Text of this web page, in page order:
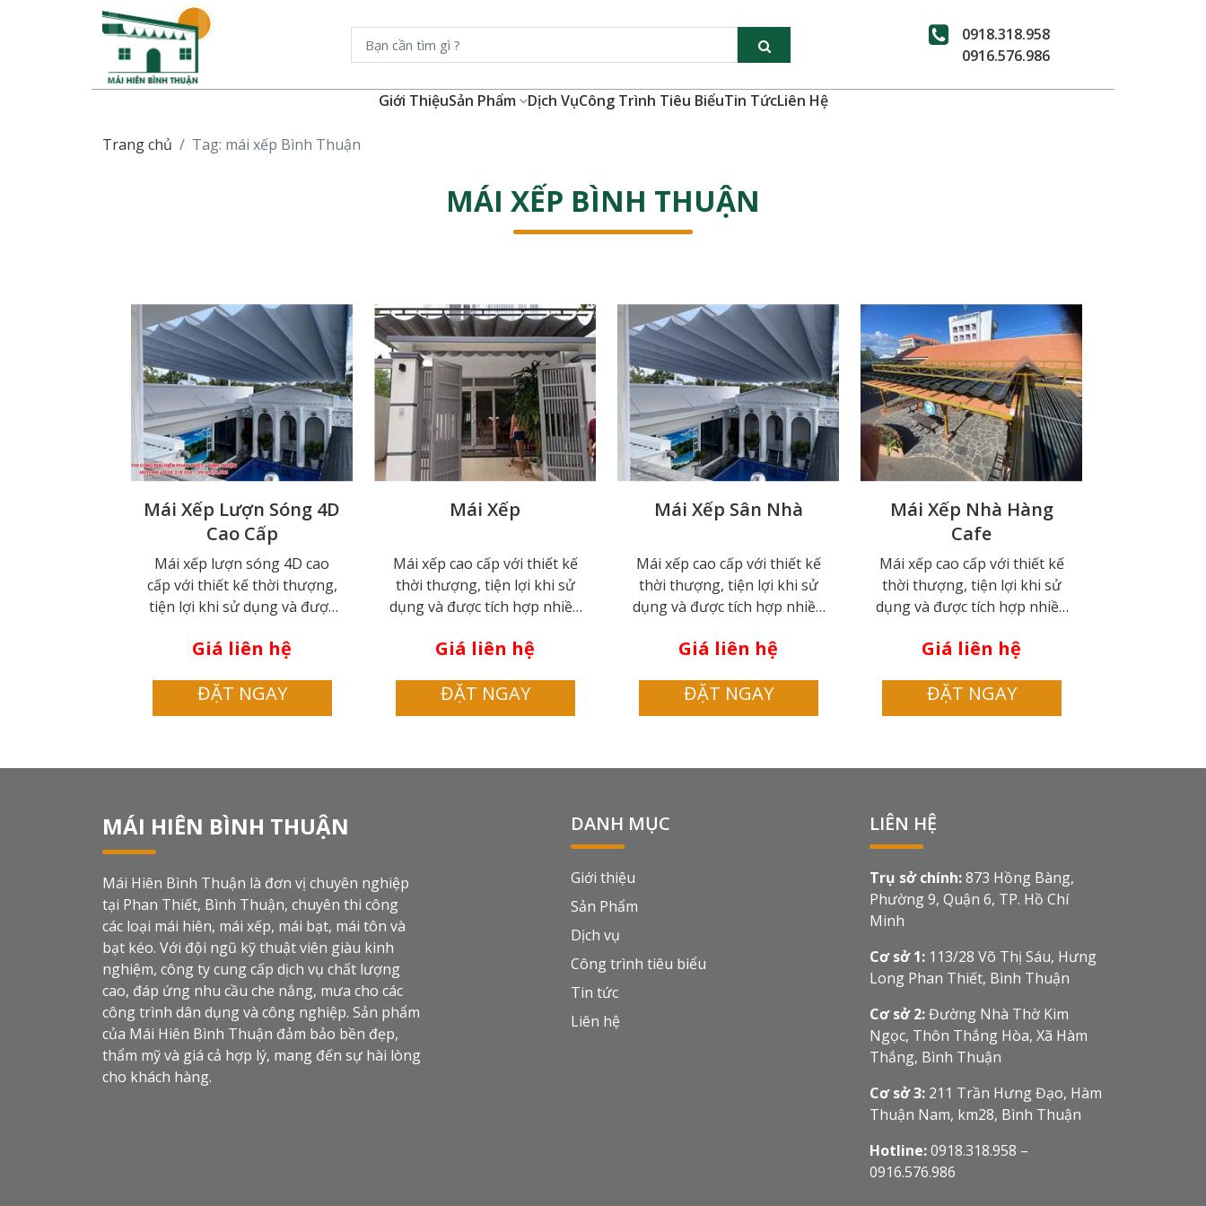
0918.318.958
0916.576.986
Giới ThiệuSản Phẩm Dịch VụCông Trình Tiêu BiểuTin TứcLiên Hệ
Trang chủ Tag: mái xếp Bình Thuận
MÁI XẾP BÌNH THUẬN
Mái Xếp Lượn Sóng 4D
Cao Cấp
Mái xếp lượn sóng 4D cao
cấp với thiết kế thời thượng,
tiện lợi khi sử dụng và được
đại, đang dần trở nên phổ
nhiều người yêu thích và lựa
chọn.
Giá liên hệ
ĐẶT NGAY
Mái Xếp
Mái xếp cao cấp với thiết kế
thời thượng, tiện lợi khi sử
dụng và được tích hợp nhiều
trở nên phổ biến trên thị
yêu thích và lựa chọn. Hiện
nay, mái xếp di động được lắp
Giá liên hệ
ĐẶT NGAY
Mái Xếp Sân Nhà
Mái xếp cao cấp với thiết kế
thời thượng, tiện lợi khi sử
dụng và được tích hợp nhiều
trở nên phổ biến trên thị
yêu thích và lựa chọn. Hiện
nay, mái xếp di động được lắp
Giá liên hệ
ĐẶT NGAY
Mái Xếp Nhà Hàng
Cafe
Mái xếp cao cấp với thiết kế
thời thượng, tiện lợi khi sử
dụng và được tích hợp nhiều
trở nên phổ biến trên thị
yêu thích và lựa chọn. Hiện
nay, mái xếp di động được lắp
Giá liên hệ
ĐẶT NGAY
MÁI HIÊN BÌNH THUẬN
Mái Hiên Bình Thuận là đơn vị chuyên nghiệp
tại Phan Thiết, Bình Thuận, chuyên thi công
các loại mái hiên, mái xếp, mái bạt, mái tôn và
bạt kéo. Với đội ngũ kỹ thuật viên giàu kinh
nghiệm, công ty cung cấp dịch vụ chất lượng
cao, đáp ứng nhu cầu che nắng, mưa cho các
công trình dân dụng và công nghiệp. Sản phẩm
của Mái Hiên Bình Thuận đảm bảo bền đẹp,
thẩm mỹ và giá cả hợp lý, mang đến sự hài lòng
cho khách hàng.
DANH MỤC
Giới thiệu
Sản Phẩm
Dịch vụ
Công trình tiêu biểu
Tin tức
Liên hệ
LIÊN HỆ
Trụ sở chính:873 Hồng Bàng,
Phường 9, Quận 6, TP. Hồ Chí
Minh
Cơ sở 1: 113/28 Võ Thị Sáu, Hưng
Long Phan Thiết, Bình Thuận
Cơ sở 2:Đường Nhà Thờ Kim
Ngọc, Thôn Thắng Hòa, Xã Hàm
Thắng, Bình Thuận
Cơ sở 3:211 Trần Hưng Đạo, Hàm
Thuận Nam, km28, Bình Thuận
Hotline:0918.318.958 –
0916.576.986